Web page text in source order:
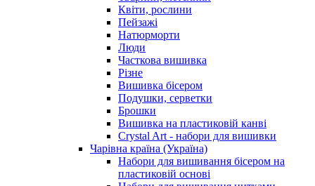
Квіти, рослини
Пейзажі
Натюрморти
Люди
Часткова вишивка
Різне
Вишивка бісером
Подушки, серветки
Брошки
Вишивка на пластиковій канві
Crystal Art - набори для вишивки
Чарівна країна (Україна)
Набори для вишивання бісером на
пластиковій основі